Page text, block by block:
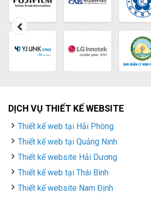
DỊCH VỤ THIẾT KẾ WEBSITE
Thiết kế web tại Hải Phòng
Thiết kế web tại Quảng Ninh
Thiết kế website Hải Dương
Thiết kế web tại Thái Bình
Thiết kế website Nam Định